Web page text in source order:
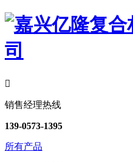

销售经理热线
139-0573-1395
所有产品